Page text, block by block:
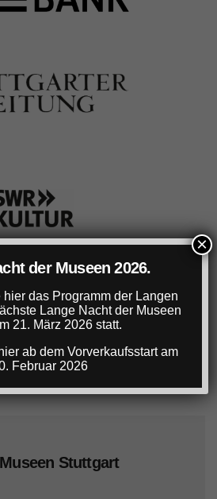
Stuttgart
der Museen 2026.
das Programm der Langen
Lange Nacht der Museen
21. März 2026 statt.
ab dem Vorverkaufsstart am
Februar 2026
×